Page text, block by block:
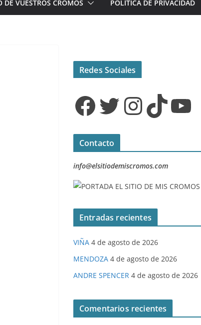
DE VUESTROS CROMOS POLÍTICA DE PRIVACIDAD
Redes Sociales
Facebook Twitter InstagramTikTok YouTube
Contacto
info@elsitiodemiscromos.com
Entradas recientes
VIÑA 4 de agosto de 2026
MENDOZA 4 de agosto de 2026
ANDRE SPENCER 4 de agosto de 2026
Comentarios recientes